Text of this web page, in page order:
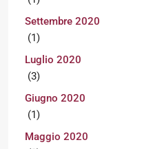
Settembre 2020
(1)
Luglio 2020
(3)
Giugno 2020
(1)
Maggio 2020